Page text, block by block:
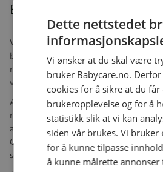
Beskrivelse
Wooshh har flere typer beroligende
best mulig! Den har to beroligende
regn – og livmorlyder for å gjenskape
var i under graviditeten.
Allsidig design lar deg stå, klipse eller
rekkevidde – bruk den inne eller ute. Den
alle vesker eller til og med lommen – ta
Oppladbart, så ikke behov for batterier -
som følger med for å lade den.
Dette nettstedet
Vi ønsker at du skal være
bruker Babycare.no.
cookies for å sikre at du
brukeropplevelse og for å
statistikk slik at vi kan
siden vår brukes. Vi bruker
for å kunne tilpasse
å kunne målrette annonser